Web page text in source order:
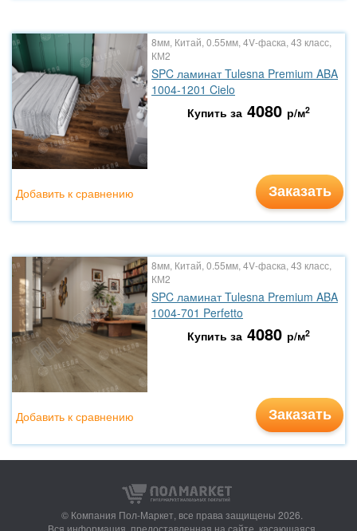
8мм, Китай, 0.55мм, 4V-фаска, 43 класс,
КМ2
SPC ламинат Tulesna Premium ABA
1004-1201 Cielo
Купить за 4080 р/м2
Заказать
Добавить к сравнению
8мм, Китай, 0.55мм, 4V-фаска, 43 класс,
КМ2
SPC ламинат Tulesna Premium ABA
1004-701 Perfetto
Купить за 4080 р/м2
Заказать
Добавить к сравнению
© Компания Пол-Маркет, все права защищены 2026.
Вся информация, предоставленная на сайте, касающаяся